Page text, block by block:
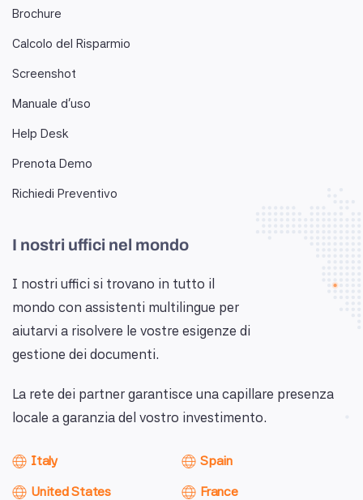
Brochure
Calcolo del Risparmio
Screenshot
Manuale d'uso
Help Desk
Prenota Demo
Richiedi Preventivo
I nostri uffici nel mondo
I nostri uffici si trovano in tutto il
mondo con assistenti multilingue per
aiutarvi a risolvere le vostre esigenze di
gestione dei documenti.
La rete dei partner garantisce una capillare presenza
locale a garanzia del vostro investimento.
Italy
United States
Spain
France